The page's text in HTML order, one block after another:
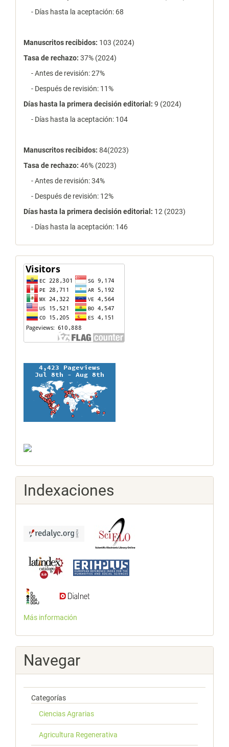
- Días hasta la aceptación: 68
Manuscritos recibidos: 103 (2024)
Tasa de rechazo: 37% (2024)
- Antes de revisión: 27%
- Después de revisión: 11%
Días hasta la primera decisión editorial: 9 (2024)
- Días hasta la aceptación: 104
Manuscritos recibidos: 84(2023)
Tasa de rechazo: 46% (2023)
- Antes de revisión: 34%
- Después de revisión: 12%
Días hasta la primera decisión editorial: 12 (2023)
- Días hasta la aceptación: 146
contador
Indexaciones
Más información
Navegar
Categorías
Ciencias Agrarias
Agricultura Regenerativa